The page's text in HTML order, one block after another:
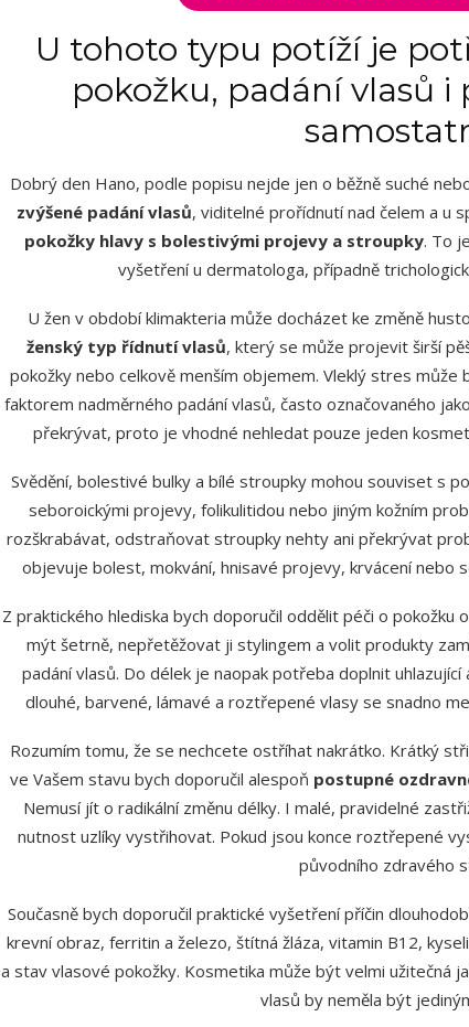
U tohoto typu potíží je
pokožku, padání vlasů i
Dobrý den Hano, podle popisu nejde jen o běžně suché
zvýšené padání vlasů, viditelné prořídnutí nad čelem a u
pokožky hlavy s bolestivými projevy a stroupky. To
vyšetření u dermatologa, případně
U žen v období klimakteria může docházet ke změně
ženský typ řídnutí vlasů, který se může projevit širší
pokožky nebo celkově menším objemem. Vleklý stres
faktorem nadměrného padání vlasů, často označovaného jako
překrývat, proto je vhodné nehledat pouze jeden
Svědění, bolestivé bulky a bílé stroupky mohou souviset s
seboroickými projevy, folikulitidou nebo jiným kožním
rozškrabávat, odstraňovat stroupky nehty ani překrývat
objevuje bolest, mokvání, hnisavé projevy, krvácení nebo
Z praktického hlediska bych doporučil oddělit péči o pokožku
mýt šetrně, nepřetěžovat ji stylingem a volit produkty
padání vlasů. Do délek je naopak potřeba doplnit
dlouhé, barvené, lámavé a roztřepené vlasy se snadno
Rozumím tomu, že se nechcete ostříhat nakrátko. Krátký
ve Vašem stavu bych doporučil alespoň postupné
Nemusí jít o radikální změnu délky. I malé, pravidelné
nutnost uzlíky vystřihovat. Pokud jsou konce roztřepené
původního zdravého
Současně bych doporučil praktické vyšetření příčin
krevní obraz, ferritin a železo, štítná žláza, vitamin B12,
a stav vlasové pokožky. Kosmetika může být velmi užitečná
vlasů by neměla být